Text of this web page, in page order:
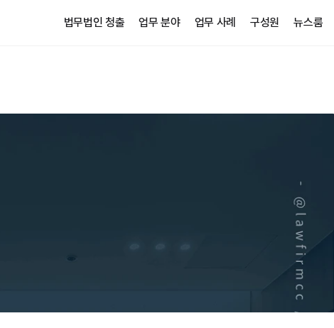
법무법인 청출 업무 분야 업무 사례 구성원 뉴스룸